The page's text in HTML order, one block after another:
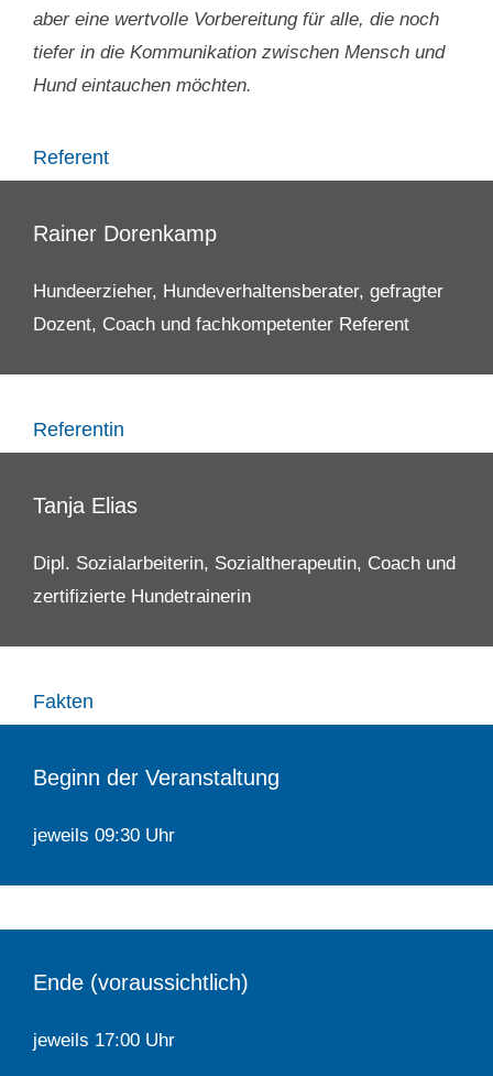
aber eine wertvolle Vorbereitung für alle, die noch
tiefer in die Kommunikation zwischen Mensch und
Hund eintauchen möchten.
Referent
Rainer Dorenkamp
Hundeerzieher, Hundeverhaltensberater, gefragter
Dozent, Coach und fachkompetenter Referent
Referentin
Tanja Elias
Dipl. Sozialarbeiterin, Sozialtherapeutin, Coach und
zertifizierte Hundetrainerin
Fakten
Beginn der Veranstaltung
jeweils 09:30 Uhr
Ende (voraussichtlich)
jeweils 17:00 Uhr